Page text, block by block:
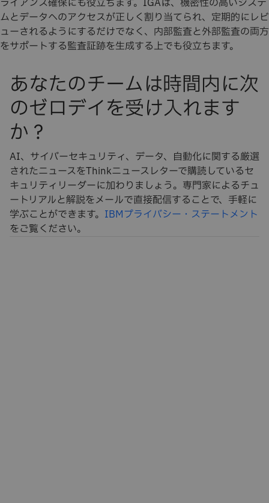
ライアンス確保にも役立ちます。IGAは、機密性の高いシステ
ムとデータへのアクセスが正しく割り当てられ、定期的にレビ
ューされるようにするだけでなく、内部監査と外部監査の両方
をサポートする監査証跡を生成する上でも役立ちます。
あなたのチームは時間内に次
のゼロデイを受け入れます
か？
AI、サイバーセキュリティ、データ、自動化に関する厳選
されたニュースをThinkニュースレターで購読しているセ
キュリティリーダーに加わりましょう。専門家によるチュ
ートリアルと解説をメールで直接配信することで、手軽に
学ぶことができます。 IBMプライバシー・ステートメント
をご覧ください。